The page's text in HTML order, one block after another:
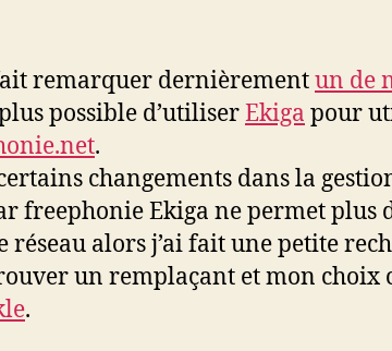
remarquer dernièrementun de
possible d’utiliserEkiga pour
.
changements dans la
freephonie Ekiga ne permet plus
réseau alors j’ai fait une petite
un remplaçant et mon choix
.